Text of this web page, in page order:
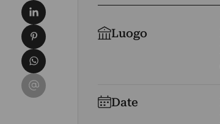
Luogo
Date
Condividi su LinkedIn
Condividi su Pinterest
Condividi su WhatsApp
Condividi su Email